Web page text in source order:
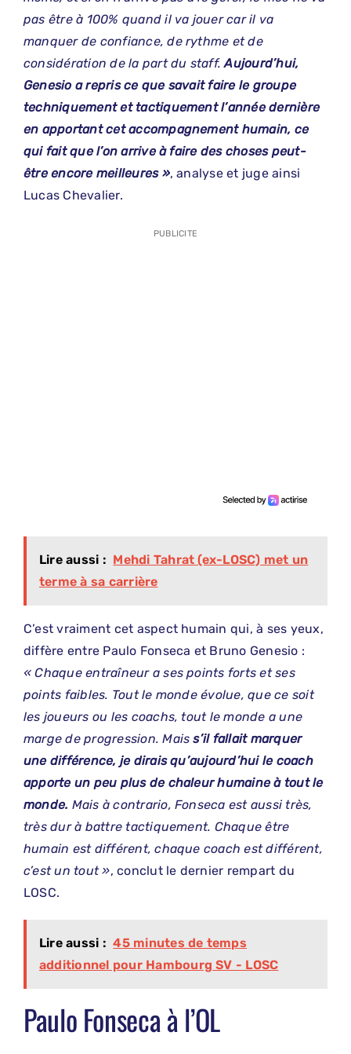
pas être à 100% quand il va jouer car il va
manquer de confiance, de rythme et de
considération de la part du staff.Aujourd’hui,
Genesio a repris ce que savait faire le groupe
techniquement et tactiquement l’année dernière
en apportant cet accompagnement humain, ce
qui fait que l’on arrive à faire des choses peut-
être encore meilleures », analyse et juge ainsi
Lucas Chevalier.
PUBLICITE
Lire aussi : Mehdi Tahrat (ex-LOSC) met un
terme à sa carrière
C’est vraiment cet aspect humain qui, à ses yeux,
diffère entre Paulo Fonseca et Bruno Genesio :
« Chaque entraîneur a ses points forts et ses
points faibles. Tout le monde évolue, que ce soit
les joueurs ou les coachs, tout le monde a une
marge de progression. Maiss’il fallait marquer
une différence, je dirais qu’aujourd’hui le coach
apporte un peu plus de chaleur humaine à tout le
monde. Mais à contrario, Fonseca est aussi très,
très dur à battre tactiquement. Chaque être
humain est différent, chaque coach est différent,
c’est un tout », conclut le dernier rempart du
LOSC.
Lire aussi : 45 minutes de temps
additionnel pour Hambourg SV - LOSC
Paulo Fonseca à l’OL